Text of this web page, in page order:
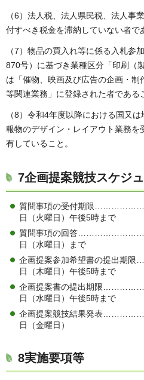
（6）法人税、法人県民税、法人事
付すべき税金を滞納していない者で
（7）物品の買入れ等に係る入札参
870号）に基づき業種区分「印刷（
は「催物、映画及び広告の企画・
等関連業務」に登録された者である
（8）令和4年度以降における国又
報物のデザイン・レイアウト業務を
有していること。
7企画提案競技スケジ
質問事項の受付期限
日（火曜日）午後5時まで
質問事項の回答
日（水曜日）まで
企画提案参加希望書の提出
日（木曜日）午後5時まで
企画提案書の提出期限
日（水曜日）午後5時まで
企画提案競技結果発表
日（金曜日）
8実施要項等